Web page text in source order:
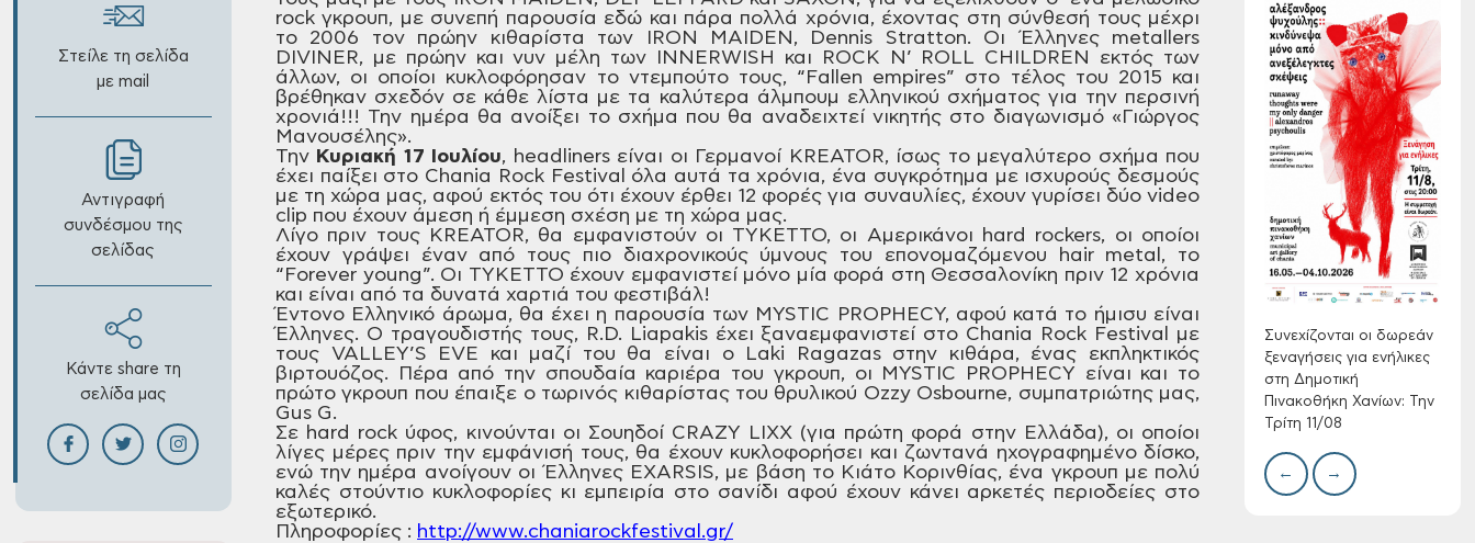
Στείλε τη σελίδα
με mail
Αντιγραφή
συνδέσμου της
σελίδας
Κάντε share τη
σελίδα μας
rock γκρουπ, με συνεπή παρουσία εδώ και πάρα πολλά χρόνια, έχοντας στη σύνθεσή τουςμέχρι
το 2006 τον πρώην κιθαρίστα των IRON
MAIDEN, Dennis Stratton. Οι Έλληνες metallers
DIVINER, με πρώην και νυν μέλη των INNERWISH και ROCK N’ ROLL CHILDREN εκτός των
άλλων, οι οποίοι κυκλοφόρησαν το ντεμπούτο τους, “Fallen empires” στο τέλος του 2015 και
βρέθηκαν σχεδόν σε κάθε λίστα με τα καλύτερα άλμπουμ ελληνικού σχήματος για τηνπερσινή
χρονιά!!! Την ημέρα θα ανοίξει το σχήμα που θα αναδειχτεί νικητής στο διαγωνισμό «Γιώργος
Μανουσέλης».
Την Κυριακή 17 Ιουλίου, headlinersείναι οι Γερμανοί KREATOR, ίσως το μεγαλύτερο σχήμα που
έχει παίξει στο Chania RockFestival όλα αυτά τα χρόνια, ένα συγκρότημα μεισχυρούς δεσμούς
με τη χώρα μας, αφού εκτός του ότι έχουν έρθει 12 φορές για συναυλίες, έχουν γυρίσει δύο video
clip που έχουν άμεση ή έμμεση σχέση με τη χώρα μας.
Λίγο πριν τους KREATOR, θα εμφανιστούν οι TYKETTO, οι Αμερικάνοι hard rockers, οι οποίοι
έχουν γράψει έναν από τους πιο διαχρονικούς ύμνους του επονομαζόμενου hairmetal, το
“Forever young”. Οι TYKETTO έχουν εμφανιστεί μόνο μία φορά στη Θεσσαλονίκη πριν 12 χρόνια
και είναι από τα δυνατά χαρτιά του φεστιβάλ!
Έντονο Ελληνικό άρωμα, θα έχει η παρουσία των MYSTIC PROPHECY, αφού κατά το ήμισυ είναι
Έλληνες. Ο τραγουδιστής τους, R.D. Liapakisέχει ξαναεμφανιστεί στο Chania Rock Festival
με
τους VALLEY’S EVE και μαζί του θα είναι ο Laki Ragazasστην κιθάρα, ένας εκπληκτικός
βιρτουόζος. Πέρα από την σπουδαία καριέρα του γκρουπ, οι MYSTIC PROPHECY είναι και το
πρώτο γκρουπ που έπαιξε οτωρινός κιθαρίστας του θρυλικού OzzyOsbourne, συμπατριώτης μας,
Gus G.
Σε hard
rock ύφος, κινούνται οι Σουηδοί CRAZY LIXX (για πρώτη φορά στην Ελλάδα), οι οποίοι
λίγες μέρες πριν την εμφάνισή τους, θα έχουν κυκλοφορήσει και ζωντανά ηχογραφημένο δίσκο,
ενώ την ημέρα ανοίγουν οι Έλληνες EXARSIS, με βάση το Κιάτο Κορινθίας, ένα γκρουπ με πολύ
καλές στούντιο κυκλοφορίες κι εμπειρία στο σανίδι αφού έχουν κάνει αρκετές περιοδείες στο
εξωτερικό.
Πληροφορίες : http://www.chaniarockfestival .gr/
Συνεχίζονται οι
δωρεάν ξεναγήσεις
για ενήλικες στη
Δημοτική
Πινακοθήκη Χανίων:
Την Τρίτη 11/08
Τακτική συνεδρίαση
Συνεχίζονται οι δωρεάν
ξεναγήσεις για ενήλικες
στη Δημοτική
Πινακοθήκη Χανίων: Την
Τρίτη 11/08
← →